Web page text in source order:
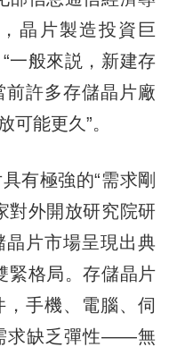
晶片製造投資巨
一般來説，新建存
許多存儲晶片廠
可能更久”。
極強的“需求剛
對外開放研究院研
晶片市場呈現出典
緊格局。存儲晶片
手機、電腦、伺
求缺乏彈性——無